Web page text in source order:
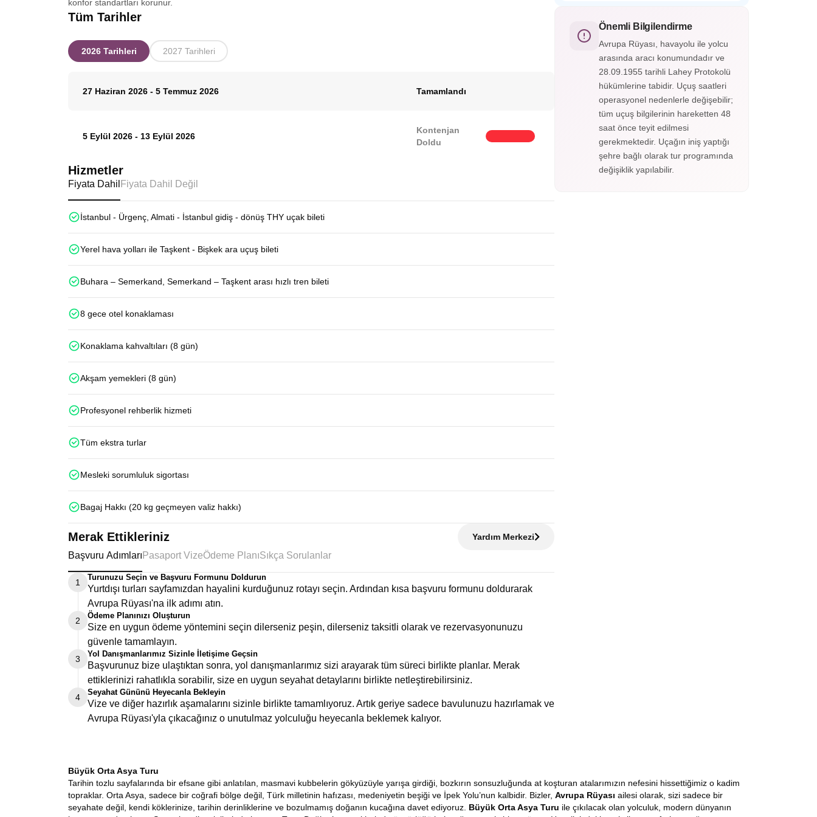
konfor standartları korunur.
Tüm Tarihler
2026 Tarihleri 2027 Tarihleri
27 Haziran 2026 - 5 Temmuz 2026 Tamamlandı
5 Eylül 2026 - 13 Eylül 2026
Kontenjan
Doldu
Hizmetler
Fiyata Dahil Fiyata Dahil Değil
İstanbul - Ürgenç, Almati - İstanbul gidiş - dönüş THY uçak bileti
Yerel hava yolları ile Taşkent - Bişkek ara uçuş bileti
Buhara – Semerkand, Semerkand – Taşkent arası hızlı tren bileti
8 gece otel konaklaması
Konaklama kahvaltıları (8 gün)
Akşam yemekleri (8 gün)
Profesyonel rehberlik hizmeti
Tüm ekstra turlar
Mesleki sorumluluk sigortası
Bagaj Hakkı (20 kg geçmeyen valiz hakkı)
Merak Ettikleriniz Yardım Merkezi
Başvuru Adımları Pasaport VizeÖdeme Planı Sıkça Sorulanlar
1
Turunuzu Seçin ve Başvuru Formunu Doldurun
Yurtdışı turları sayfamızdan hayalini kurduğunuz rotayı seçin. Ardından kısa başvuru formunu doldurarak
Avrupa Rüyası'na ilk adımı atın.
2
Ödeme Planınızı Oluşturun
Size en uygun ödeme yöntemini seçin dilerseniz peşin, dilerseniz taksitli olarak ve rezervasyonunuzu
güvenle tamamlayın.
3
Yol Danışmanlarımız Sizinle İletişime Geçsin
Başvurunuz bize ulaştıktan sonra, yol danışmanlarımız sizi arayarak tüm süreci birlikte planlar. Merak
ettiklerinizi rahatlıkla sorabilir, size en uygun seyahat detaylarını birlikte netleştirebilirsiniz.
4
Seyahat Gününü Heyecanla Bekleyin
Vize ve diğer hazırlık aşamalarını sizinle birlikte tamamlıyoruz. Artık geriye sadece bavulunuzu hazırlamak ve
Avrupa Rüyası'yla çıkacağınız o unutulmaz yolculuğu heyecanla beklemek kalıyor.
hava müzesidir. Geleneksel yurtlar, el
sanatları gösterileri ve halk danslarıyla Orta
Asya tarihine yolculuk sunar.
Önemli Bilgilendirme
Avrupa Rüyası, havayolu ile yolcu
arasında aracı konumundadır ve
28.09.1955 tarihli Lahey Protokolü
hükümlerine tabidir. Uçuş saatleri
operasyonel nedenlerle değişebilir;
tüm uçuş bilgilerinin hareketten 48
saat önce teyit edilmesi
gerekmektedir. Uçağın iniş yaptığı
şehre bağlı olarak tur programında
değişiklik yapılabilir.
Büyük Orta Asya Turu
Tarihin tozlu sayfalarında bir efsane gibi anlatılan, masmavi kubbelerin gökyüzüyle yarışa girdiği, bozkırın sonsuzluğunda at koşturan atalarımızın nefesini hissettiğimiz o kadim
topraklar. Orta Asya, sadece bir coğrafi bölge değil, Türk milletinin hafızası, medeniyetin beşiği ve İpek Yolu’nun kalbidir. Bizler, Avrupa Rüyası ailesi olarak, sizi sadece bir
seyahate değil, kendi köklerinize, tarihin derinliklerine ve bozulmamış doğanın kucağına davet ediyoruz. Büyük Orta Asya Turu ile çıkılacak olan yolculuk, modern dünyanın